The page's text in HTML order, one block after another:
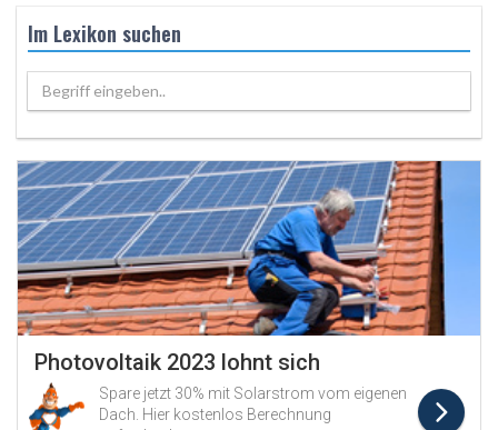
Im Lexikon suchen
Begriff eingeben..